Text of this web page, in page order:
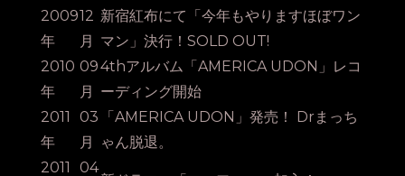
2009
年
12
月
新宿紅布にて「今年もやりますほぼワン
マン」決行！SOLD OUT!
2010
年
09
月
4thアルバム「AMERICA UDON」レコ
ーディング開始
2011
年
03
月
「AMERICA UDON」発売！ Drまっち
ゃん脱退。
2011
04